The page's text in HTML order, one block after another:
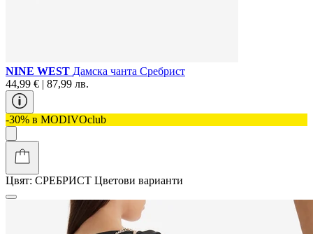
NINE WEST Дамска чанта Сребрист
44,99 € | 87,99 лв.
-30% в MODIVOclub
Цвят: СРЕБРИСТ Цветови варианти